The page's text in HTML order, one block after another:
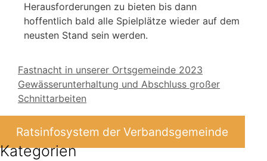
Herausforderungen zu bieten bis dann
hoffentlich bald alle Spielplätze wieder auf dem
neusten Stand sein werden.
Fastnacht in unserer Ortsgemeinde 2023
Gewässerunterhaltung und Abschluss großer
Schnittarbeiten
Ratsinfosystem der Verbandsgemeinde
Kategorien